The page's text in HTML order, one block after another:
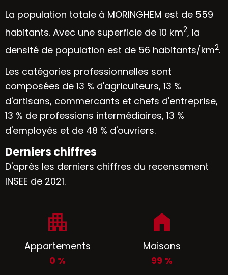
La population totale à MORINGHEM est de 559
habitants. Avec une superficie de 10 km2, la
densité de population est de 56 habitants/km2.
Les catégories professionnelles sont
composées de 13 % d'agriculteurs, 13 %
d'artisans, commercants et chefs d'entreprise,
13 % de professions intermédiaires, 13 %
d'employés et de 48 % d'ouvriers.
Derniers chiffres
D'après les derniers chiffres du recensement
INSEE de 2021.
Appartements
0 %
Maisons
99 %